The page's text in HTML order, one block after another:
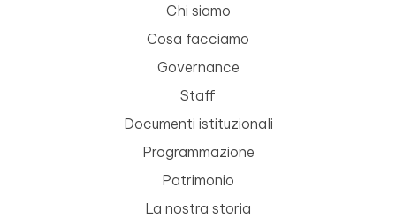
Chi siamo
Cosa facciamo
Governance
Staff
Documenti istituzionali
Programmazione
Patrimonio
La nostra storia